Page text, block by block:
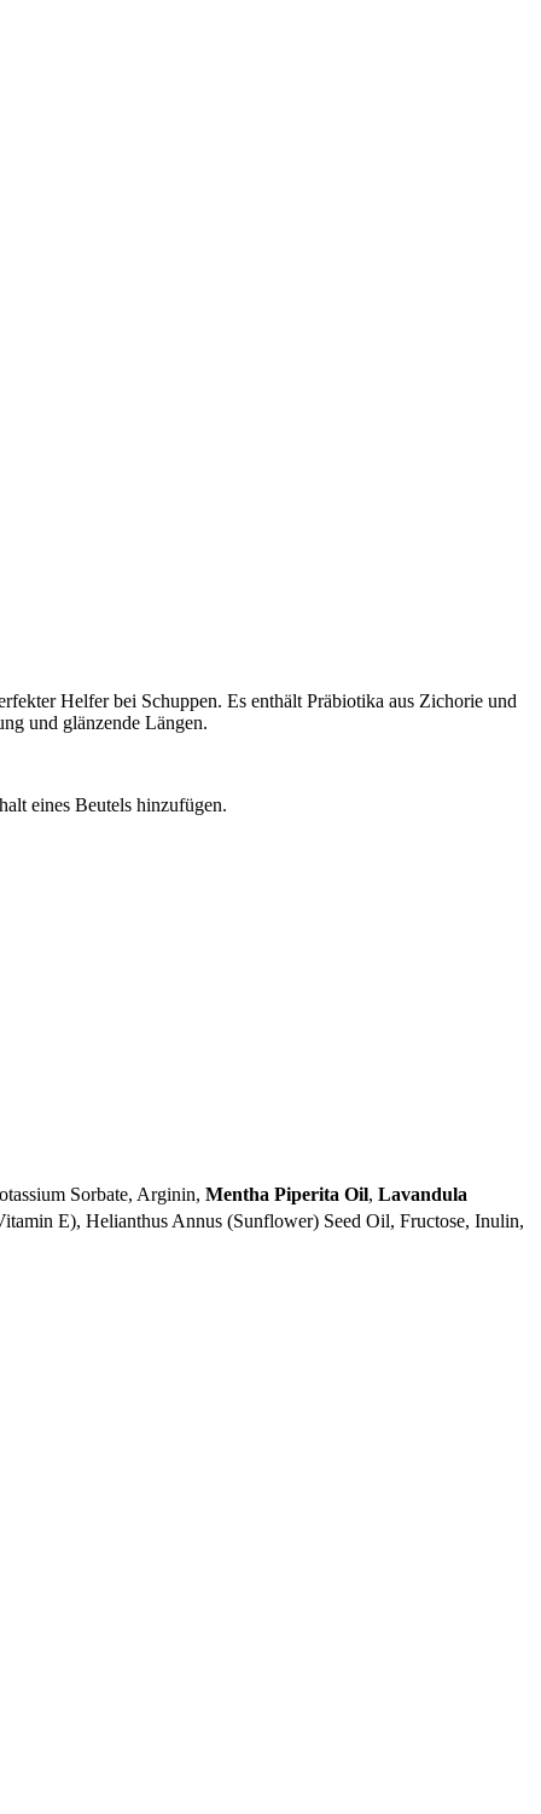
Helfer bei Schuppen. Es enthält Präbiotika aus Zichorie und
und glänzende Längen.
eines Beutels hinzufügen.
Sorbate, Arginin, Mentha Piperita Oil, Lavandula
E), Helianthus Annus (Sunflower) Seed Oil, Fructose, Inulin,